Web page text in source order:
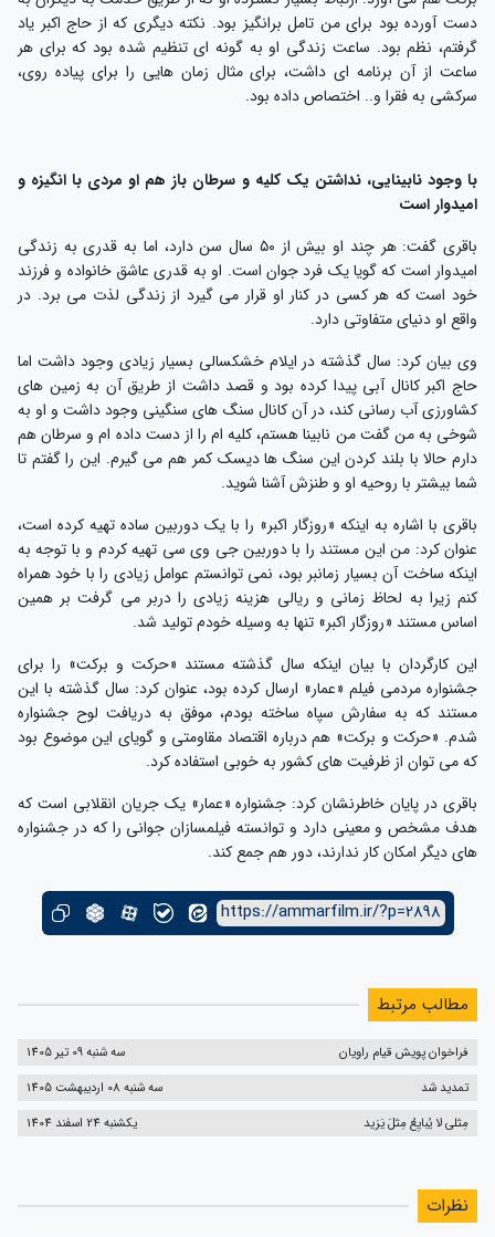
دست آورده بود برای من تامل برانگیز بود. نکته دیگری که از حاج اکبر یاد
گرفتم، نظم بود. ساعت زندگی او به گونه ای تنظیم شده بود که برای هر
ساعت از آن برنامه ای داشت، برای مثال زمان هایی را برای پیاده روی،
سرکشی به فقرا و.. اختصاص داده بود.
با وجود نابینایی، نداشتن یک کلیه و سرطان باز هم او مردی با انگیزه و
امیدوار است
باقری گفت: هر چند او بیش از ۵۰ سال سن دارد، اما به قدری به زندگی
امیدوار است که گویا یک فرد جوان است. او به قدری عاشق خانواده و فرزند
خود است که هر کسی در کنار او قرار می گیرد از زندگی لذت می برد. در
واقع او دنیای متفاوتی دارد.
وی بیان کرد: سال گذشته در ایلام خشکسالی بسیار زیادی وجود داشت اما
حاج اکبر کانال آبی پیدا کرده بود و قصد داشت از طریق آن به زمین های
کشاورزی آب رسانی کند، در آن کانال سنگ های سنگینی وجود داشت و او به
شوخی به من گفت من نابینا هستم، کلیه ام را از دست داده ام و سرطان هم
دارم حالا با بلند کردن این سنگ ها دیسک کمر هم می گیرم. این را گفتم تا
شما بیشتر با روحیه او و طنزش آشنا شوید.
باقری با اشاره به اینکه «روزگار اکبر» را با یک دوربین ساده تهیه کرده است،
عنوان کرد: من این مستند را با دوربین جی وی سی تهیه کردم و با توجه به
اینکه ساخت آن بسیار زمانبر بود، نمی توانستم عوامل زیادی را با خود همراه
کنم زیرا به لحاظ زمانی و ریالی هزینه زیادی را دربر می گرفت بر همین
اساس مستند «روزگار اکبر» تنها به وسیله خودم تولید شد.
این کارگردان با بیان اینکه سال گذشته مستند «حرکت و برکت» را برای
جشنواره مردمی فیلم «عمار» ارسال کرده بود، عنوان کرد: سال گذشته با این
مستند که به سفارش سپاه ساخته بودم، موفق به دریافت لوح جشنواره
شدم. «حرکت و برکت» هم درباره اقتصاد مقاومتی و گویای این موضوع بود
که می توان از ظرفیت های کشور به خوبی استفاده کرد.
باقری در پایان خاطرنشان کرد: جشنواره «عمار» یک جریان انقلابی است که
هدف مشخص و معینی دارد و توانسته فیلمسازان جوانی را که در جشنواره
های دیگر امکان کار ندارند، دور هم جمع کند.
https://ammarfilm.ir/?p=2898
مطالب مرتبط
فراخوان پویش قیام راویان
سه شنبه 09 تیر 1405
تمدید شد
سه شنبه 08 اردیبهشت 1405
مِثلی لا یُبایِعُ مِثلَ یَزید
یکشنبه 24 اسفند 1404
نظرات